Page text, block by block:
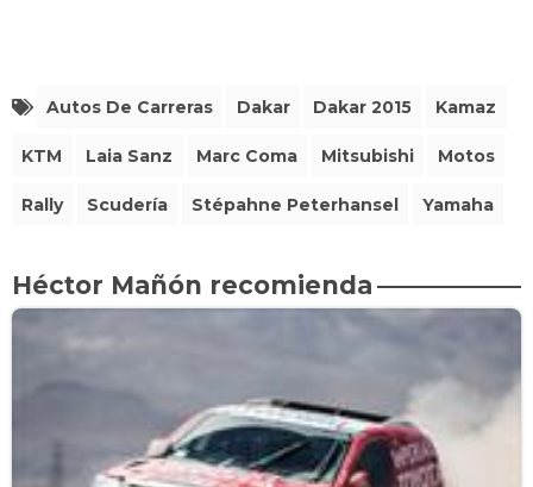
Autos De Carreras Dakar Dakar 2015 Kamaz
KTM Laia Sanz Marc Coma Mitsubishi Motos
Rally Scudería Stépahne Peterhansel Yamaha
Héctor Mañón recomienda